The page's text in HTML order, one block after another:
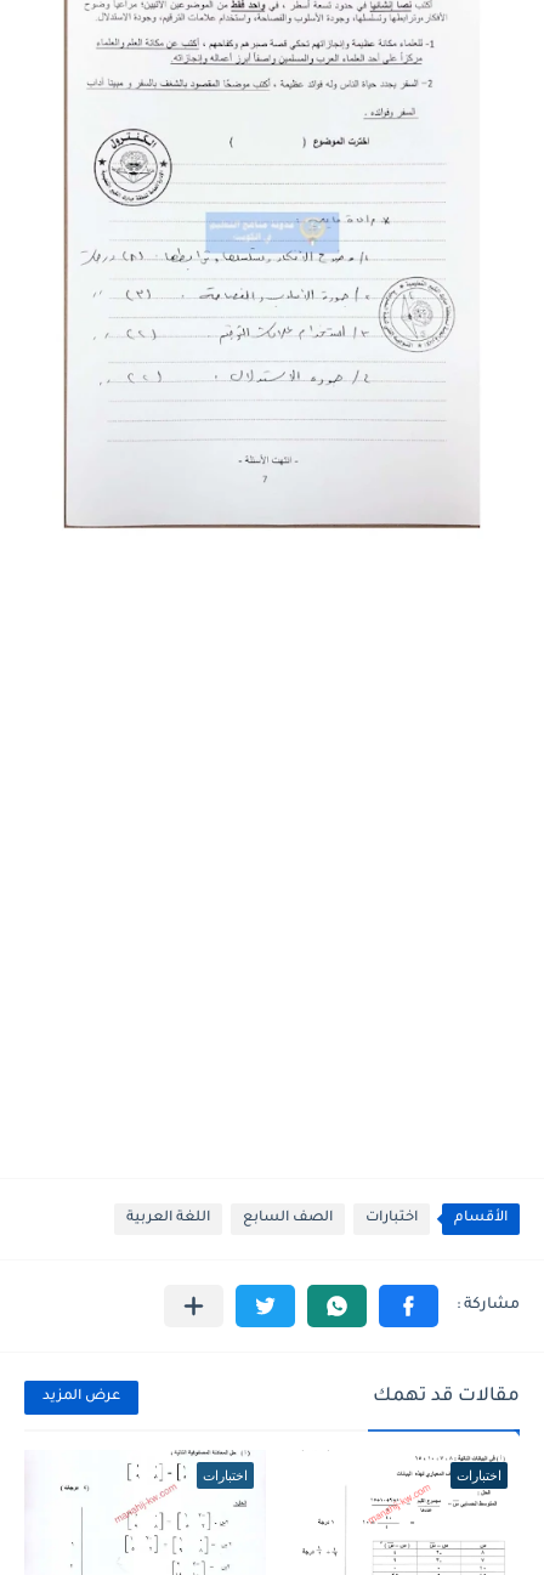
الأقسام اختبارات الصف السابع اللغة العربية
مقالات قد تهمك عرض المزيد
اختبارات اختبارات